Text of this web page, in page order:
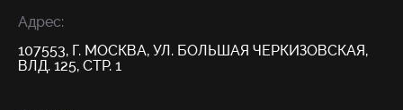
Адрес:
107553, Г. МОСКВА, УЛ. БОЛЬШАЯ ЧЕРКИЗОВСКАЯ,
ВЛД. 125, СТР. 1